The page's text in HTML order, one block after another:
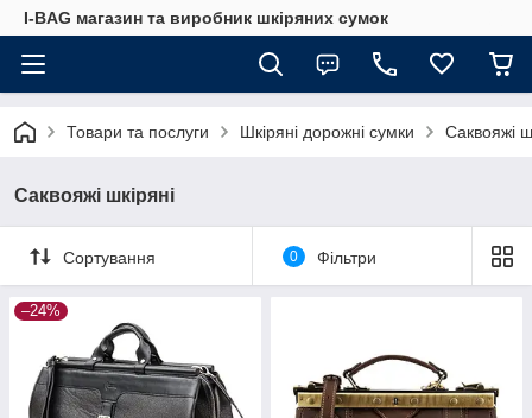
I-BAG магазин та виробник шкіряних сумок
Товари та послуги Шкіряні дорожні сумки Саквояжі
Саквояжі шкіряні
Сортування 0 Фільтри
–24%